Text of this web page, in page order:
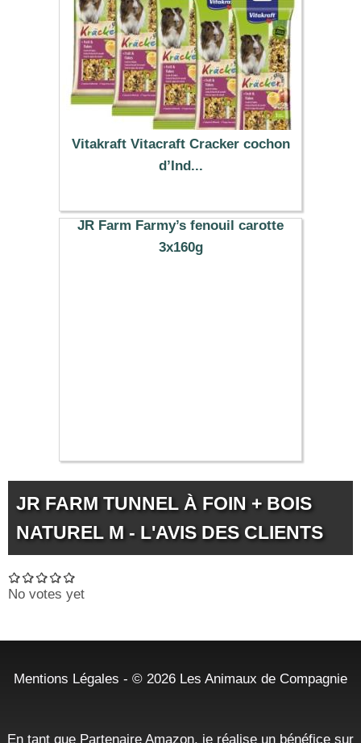
Vitakraft Vitacraft Cracker cochon
d’Ind...
9.29 €
JR Farm Farmy’s fenouil carotte
3x160g
JR FARM TUNNEL À FOIN + BOIS
NATUREL M - L'AVIS DES CLIENTS
No votes yet
Mentions Légales - © 2026 Les Animaux de Compagnie
En tant que Partenaire Amazon, je réalise un bénéfice sur